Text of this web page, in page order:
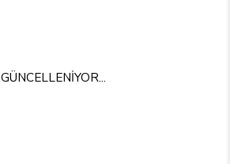
GÜNCELLENİYOR...